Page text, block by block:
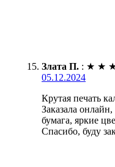
Злата П. : ★ ★
05.12.2024
Крутая печать
Заказала
бумага, яркие
Спасибо, буду